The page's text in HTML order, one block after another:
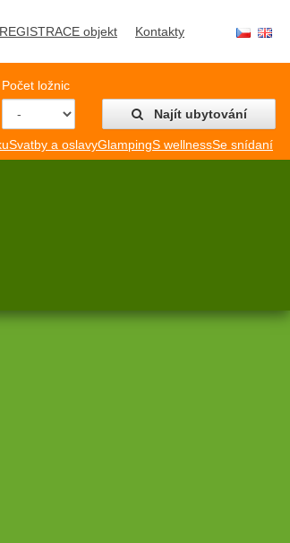
REGISTRACE objekt Kontakty
Počet ložnic
Najít ubytování
Svatby a oslavyGlampingS wellnessSe snídaní